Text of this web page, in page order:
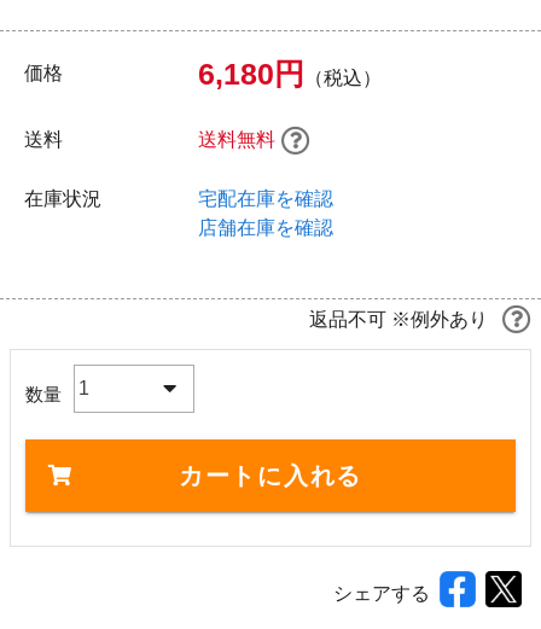
価格 6,180円 （税込）
送料 送料無料
在庫状況
宅配在庫を確認
店舗在庫を確認
返品不可 ※例外あり
数量 1
カートに入れる
シェアする